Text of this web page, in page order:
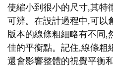
使縮小到很小的尺寸,其特
可辨。在設計過程中,可以
版本的線條粗細略有不同,
佳的平衡點。記住,線條粗
還會影響整體的視覺平衡